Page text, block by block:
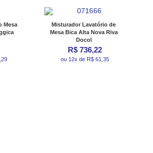
Mesa
Misturador Lavatório de
Mesa Bica Alta Nova Riva
Docol
R$ 736,22
ou 12x de R$ 61,35